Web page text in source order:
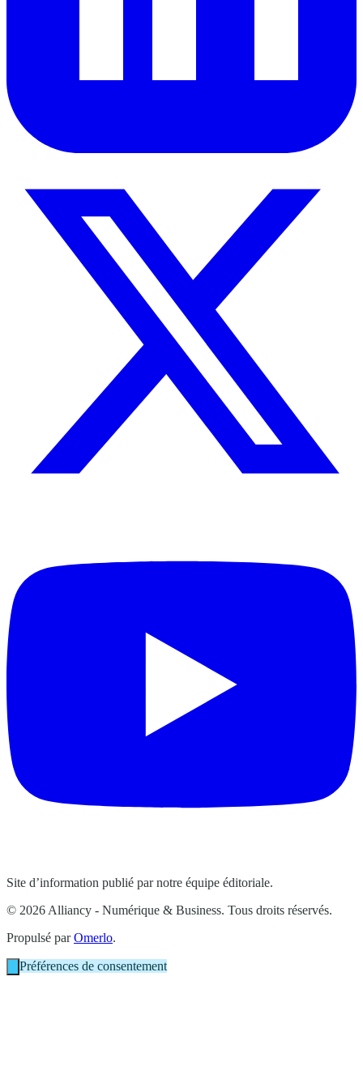
Site d’information publié par notre équipe éditoriale.
© 2026 Alliancy - Numérique & Business. Tous droits réservés.
Propulsé parOmerlo.
Préférences de consentement